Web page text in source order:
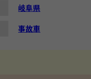
岐阜県
事故車